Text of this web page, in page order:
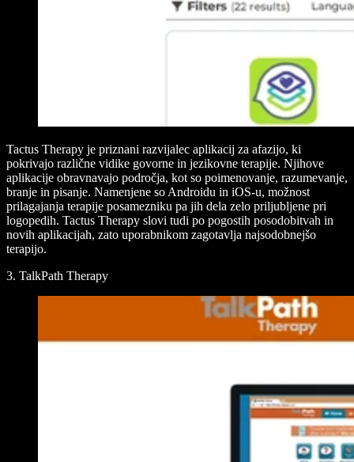
Tactus Therapy je priznani razvijalec aplikacij za afazijo, ki
pokrivajo različne vidike govorne in jezikovne terapije. Njihove
aplikacije obravnavajo področja, kot so poimenovanje, razumevanje,
branje in pisanje. Namenjene so Androidu in iOS-u, možnost
prilagajanja terapije posamezniku pa jih dela zelo priljubljene pri
logopedih. Tactus Therapy slovi tudi po pogostih posodobitvah in
novih aplikacijah, zato uporabnikom zagotavlja najsodobnejšo
terapijo.
3. TalkPath Therapy